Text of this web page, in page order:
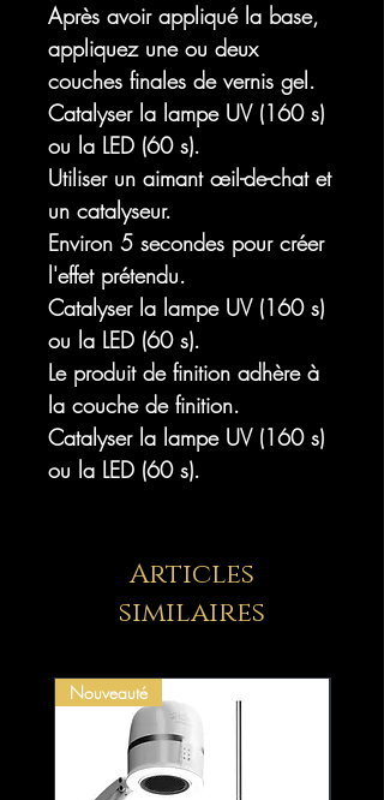
Après avoir appliqué la base,
appliquez une ou deux
couches finales de vernis gel.
Catalyser la lampe UV (160 s)
ou la LED (60 s).
Utiliser un aimant œil-de-chat et
un catalyseur.
Environ 5 secondes pour créer
l'effet prétendu.
Catalyser la lampe UV (160 s)
ou la LED (60 s).
Le produit de finition adhère à
la couche de finition.
Catalyser la lampe UV (160 s)
ou la LED (60 s).
Articles
similaires
Nouveauté